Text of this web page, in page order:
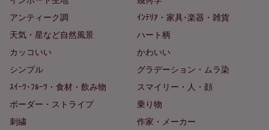
アンティーク調
ｲﾝﾃﾘｱ・家具･楽器・雑貨
天気・星など自然風景
ハート柄
カッコいい
かわいい
シンプル
グラデーション・ムラ染
ｽｲｰﾂ･ﾌﾙｰﾂ・食材・飲み物
スマイリー・人・顔
ボーダー・ストライプ
乗り物
刺繍
作家・メーカー